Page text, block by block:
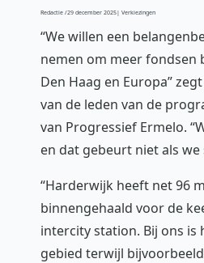
Redactie /29 december 2025| Verkiezingen
“We willen een
nemen om meer fondsen
Den Haag en Europa”
van de leden van de
van Progressief Ermelo.
en dat gebeurt niet als we
“Harderwijk heeft net 96
binnengehaald voor de
intercity station. Bij ons is
gebied terwijl